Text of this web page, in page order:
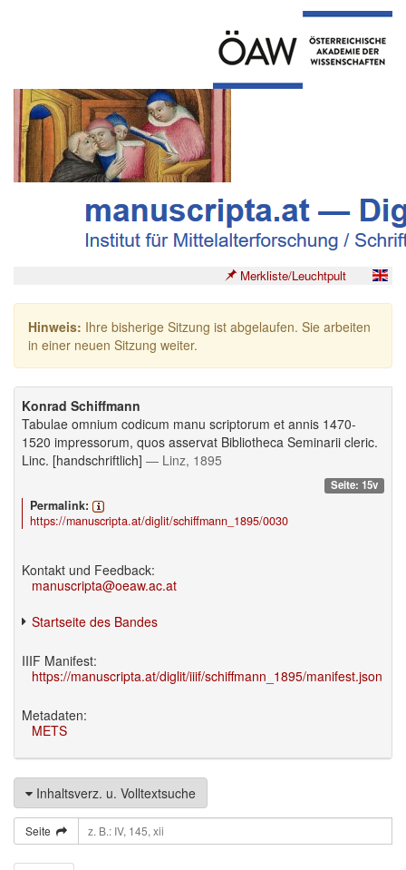
Merkliste/Leuchtpult
Hinweis: Ihre bisherige Sitzung ist abgelaufen. Sie arbeiten
in einer neuen Sitzung weiter.
Konrad Schiffmann
Tabulae omnium codicum manu scriptorum et annis 1470-
1520 impressorum, quos asservat Bibliotheca Seminarii cleric.
Linc. [handschriftlich] — Linz, 1895
Seite: 15v
Permalink:
https://manuscripta.at/diglit/schiffmann_1895/0030
Kontakt und Feedback:
manuscripta@oeaw.ac.at
Startseite des Bandes
IIIF Manifest:
https://manuscripta.at/diglit/iiif/schiffmann_1895/manifest.json
Metadaten:
METS
Inhaltsverz. u. Volltextsuche
Seite